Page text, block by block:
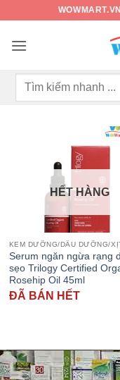
nội
Tìm
HẾT HÀNG
Serum ngăn ngừa rạng
sẹo Trilogy Certified
Rosehip Oil 45ml
ĐÃ BÁN HẾT